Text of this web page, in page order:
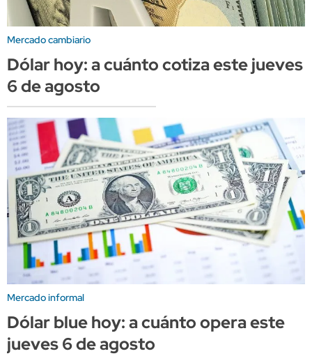
Mercado cambiario
Dólar hoy: a cuánto cotiza este jueves
6 de agosto
Mercado informal
Dólar blue hoy: a cuánto opera este
jueves 6 de agosto